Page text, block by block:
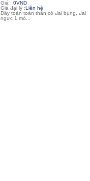
Giá : 0VND
Giá đại lý :Liên hệ
Dây toàn toàn thân có đai bụng, đai
ngực 1 mó...